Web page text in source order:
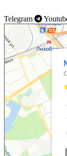
Telegram
Моссплит
Системы вентиляции в
Установка